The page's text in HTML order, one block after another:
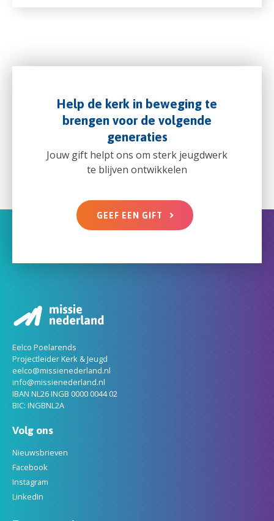
Help de kerk in beweging te
brengen voor de volgende
generaties
Jouw gift helpt ons om sterk jeugdwerk
te blijven ontwikkelen
GEEF EEN GIFT
Eelco Poelarends
Projectleider Kerk & Jeugd
eelco@missienederland.nl
info@missienederland.nl
IBAN NL26 INGB 0000 0044 02
BIC: INGBNL2A
Volg ons
Nieuwsbrieven
Facebook
Instagram
LinkedIn